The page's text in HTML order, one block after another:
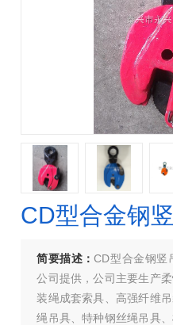
CD型合金钢
简要描述：CD型合金钢竖
公司提供，公司主要生产
装绳成套索具、高强纤维
绳吊具、特种钢丝绳吊具